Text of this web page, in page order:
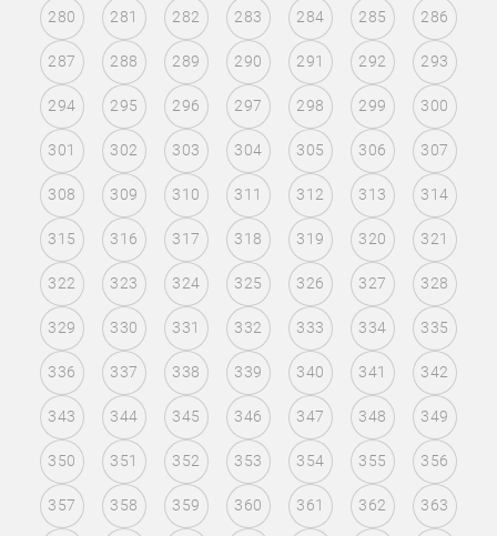
280 281 282 283 284 285 286
287 288 289 290 291 292 293
294 295 296 297 298 299 300
301 302 303 304 305 306 307
308 309 310 311 312 313 314
315 316 317 318 319 320 321
322 323 324 325 326 327 328
329 330 331 332 333 334 335
336 337 338 339 340 341 342
343 344 345 346 347 348 349
350 351 352 353 354 355 356
357 358 359 360 361 362 363